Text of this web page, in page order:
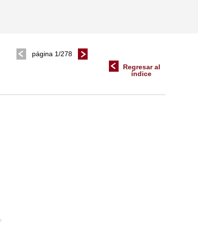
página 1/278
Regresar al
índice